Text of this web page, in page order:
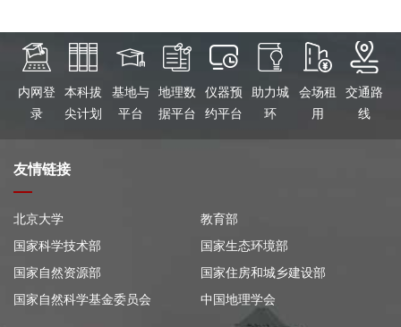
内网登
录
本科拔
尖计划
基地与
平台
地理数
据平台
仪器预
约平台
助力城
环
会场租
用
交通路
线
友情链接
北京大学
教育部
国家科学技术部
国家生态环境部
国家自然资源部
国家住房和城乡建设部
国家自然科学基金委员会
中国地理学会